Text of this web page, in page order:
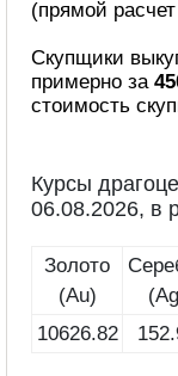
(прямой
Скупщики
примерно за
стоимость
Курсы
06.08.2026, в
Золото
(Au)
10626.82